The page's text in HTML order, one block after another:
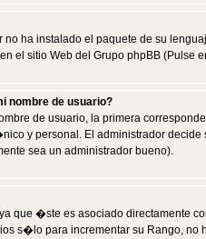
ha instalado el paquete de su
el sitio Web del Grupo phpBB (Pulse
nombre de usuario?
de usuario, la primera
y personal. El administrador
sea un administrador bueno).
que �ste es asociado directamente
s�lo para incrementar su Rango,